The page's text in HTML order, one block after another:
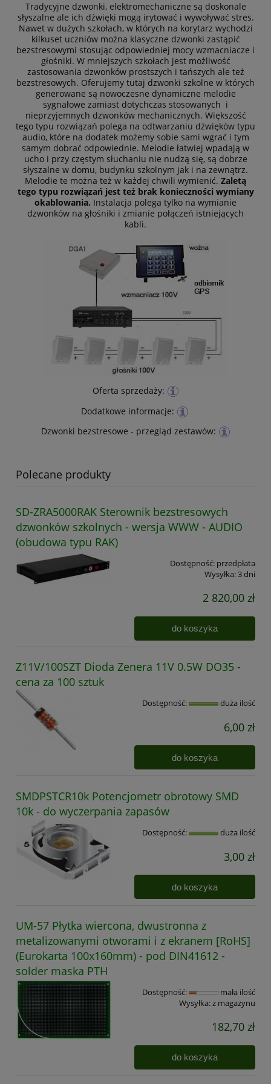
Tradycyjne dzwonki, elektromechaniczne są doskonale
słyszalne ale ich dźwięki mogą irytować i wywoływać stres.
Nawet w dużych szkołach, w których na korytarz wychodzi
kilkuset uczniów można klasyczne dzwonki zastąpić
bezstresowymi stosując odpowiedniej mocy wzmacniacze i
głośniki. W mniejszych szkołach jest możliwość
zastosowania dzwonków prostszych i tańszych ale też
bezstresowych. Oferujemy tutaj dzwonki szkolne w których
generowane są nowoczesne dynamiczne melodie
sygnałowe zamiast dotychczas stosowanych i
nieprzyjemnych dzwonków mechanicznych. Większość
tego typu rozwiązań polega na odtwarzaniu dźwięków typu
audio, które na dodatek możemy sobie sami wgrać i tym
samym dobrać odpowiednie. Melodie łatwiej wpadają w
ucho i przy częstym słuchaniu nie nudzą się, są dobrze
słyszalne w domu, budynku szkolnym jak i na zewnątrz.
Melodie te można też w każdej chwili wymienić. Zaletą
tego typu rozwiązań jest też brak konieczności wymiany
okablowania. Instalacja polega tylko na wymianie
dzwonków na głośniki i zmianie połączeń istniejących
kabli.
Oferta sprzedaży:
Dodatkowe informacje:
Dzwonki bezstresowe - przegląd zestawów:
Polecane produkty
SD-ZRA5000RAK Sterownik bezstresowych
dzwonków szkolnych - wersja WWW - AUDIO
(obudowa typu RAK)
Dostępność: przedpłata
Wysyłka: 3 dni
2 820,00 zł
do koszyka
Z11V/100SZT Dioda Zenera 11V 0.5W DO35 -
cena za 100 sztuk
Dostępność: duża ilość
6,00 zł
do koszyka
SMDPSTCR10k Potencjometr obrotowy SMD
10k - do wyczerpania zapasów
Dostępność: duża ilość
3,00 zł
do koszyka
UM-57 Płytka wiercona, dwustronna z
metalizowanymi otworami i z ekranem [RoHS]
(Eurokarta 100x160mm) - pod DIN41612 -
solder maska PTH
Dostępność:
mała ilość
Wysyłka:z magazynu
182,70 zł
do koszyka